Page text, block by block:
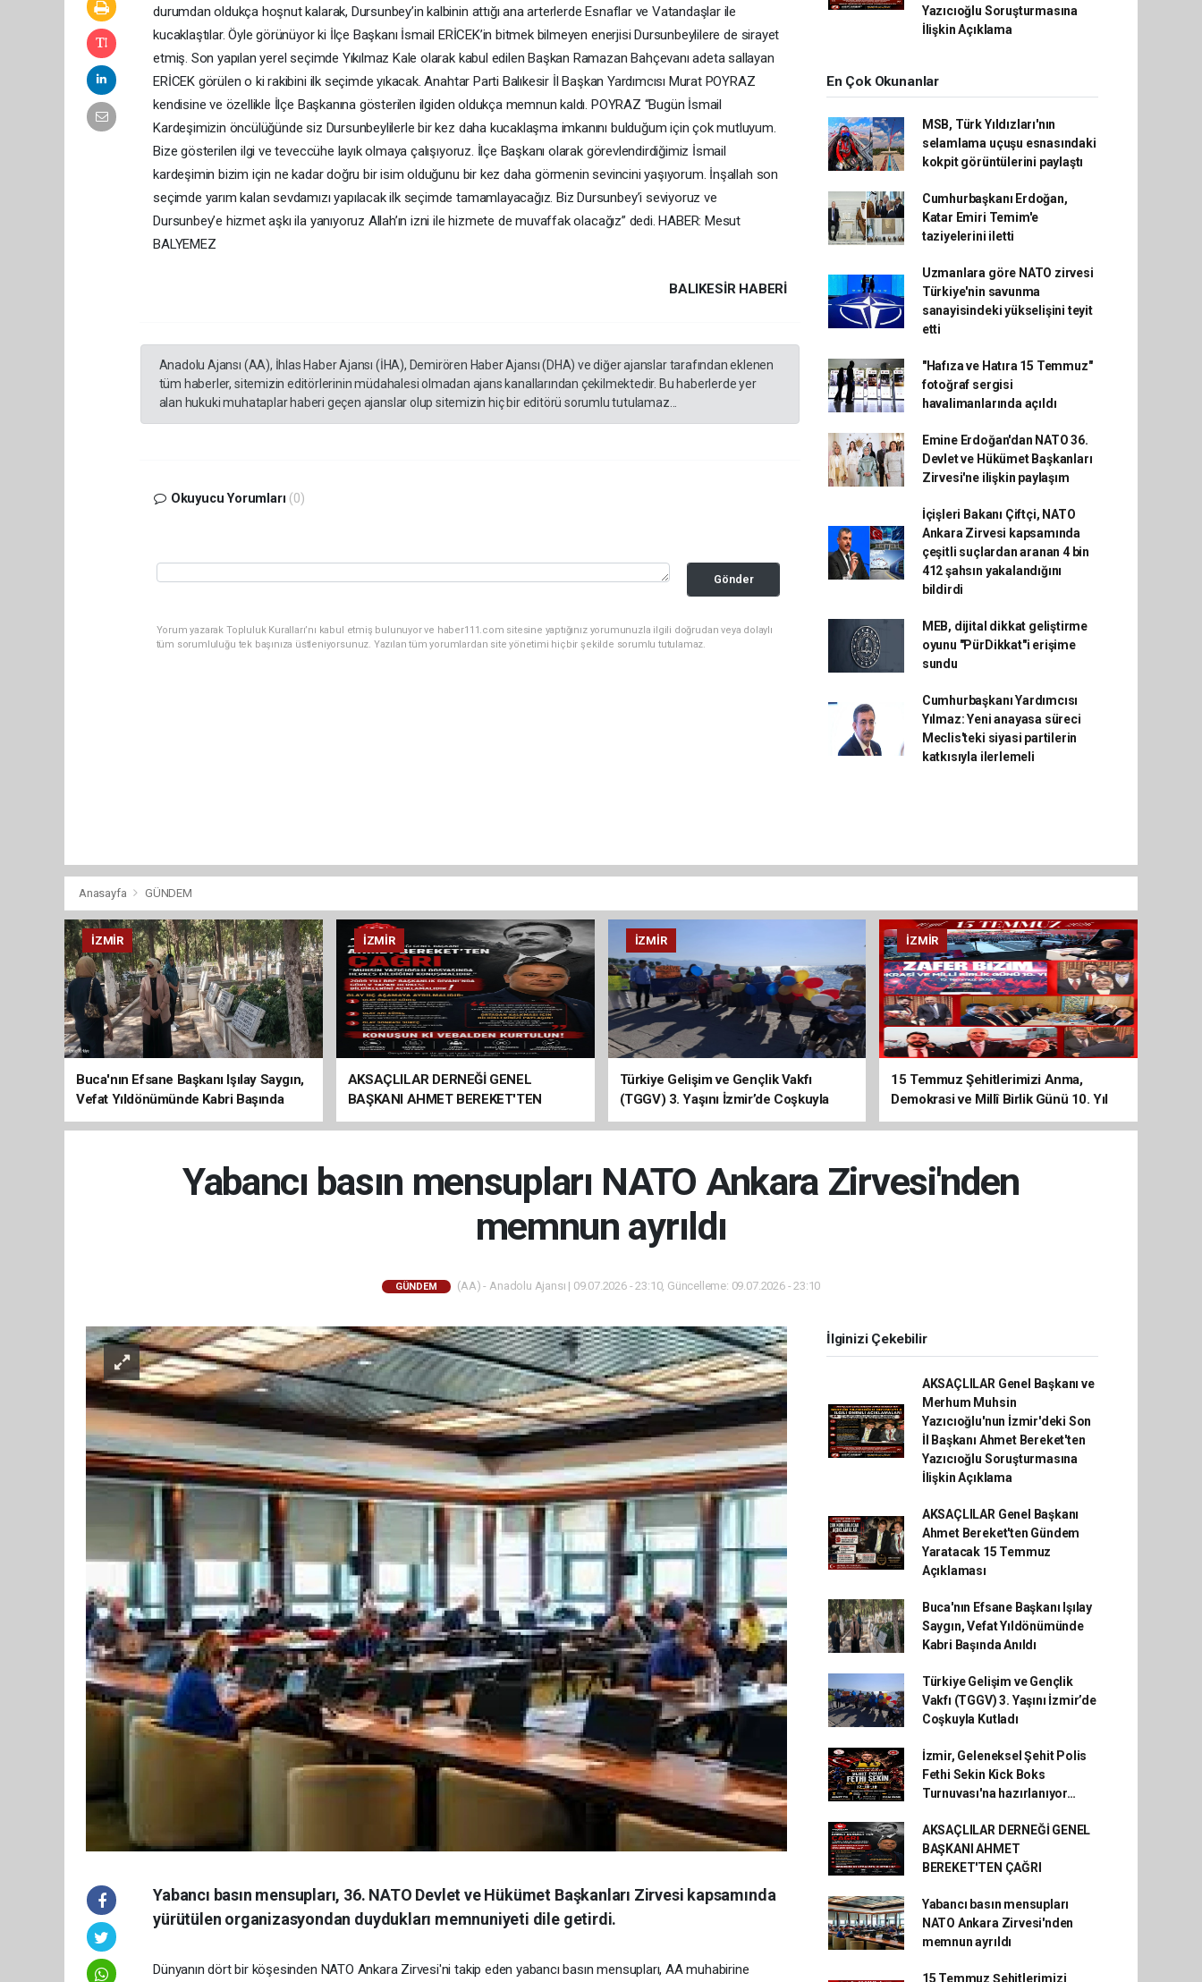
durumdan oldukça hoşnut kalarak, Dursunbey’in kalbinin attığı ana arterlerde Esnaflar ve Vatandaşlar ile
kucaklaştılar. Öyle görünüyor ki İlçe Başkanı İsmail ERİCEK’in bitmek bilmeyen enerjisi Dursunbeylilere de sirayet
etmiş. Son yapılan yerel seçimde Yıkılmaz Kale olarak kabul edilen Başkan Ramazan Bahçevanı adeta sallayan
ERİCEK görülen o ki rakibini ilk seçimde yıkacak. Anahtar Parti Balıkesir İl Başkan Yardımcısı Murat POYRAZ
kendisine ve özellikle İlçe Başkanına gösterilen ilgiden oldukça memnun kaldı. POYRAZ “Bugün İsmail
Kardeşimizin öncülüğünde siz Dursunbeylilerle bir kez daha kucaklaşma imkanını bulduğum için çok mutluyum.
Bize gösterilen ilgi ve teveccühe layık olmaya çalışıyoruz. İlçe Başkanı olarak görevlendirdiğimiz İsmail
kardeşimin bizim için ne kadar doğru bir isim olduğunu bir kez daha görmenin sevincini yaşıyorum. İnşallah son
seçimde yarım kalan sevdamızı yapılacak ilk seçimde tamamlayacağız. Biz Dursunbey’i seviyoruz ve
Dursunbey’e hizmet aşkı ila yanıyoruz Allah’ın izni ile hizmete de muvaffak olacağız” dedi. HABER: Mesut
BALYEMEZ
BALIKESIR HABERİ
Anadolu Ajansı (AA), İhlas Haber Ajansı (İHA), Demirören Haber Ajansı (DHA) ve diğer ajanslar tarafından eklenen
tüm haberler, sitemizin editörlerinin müdahalesi olmadan ajans kanallarından çekilmektedir. Bu haberlerde yer
alan hukuki muhataplar haberi geçen ajanslar olup sitemizin hiç bir editörü sorumlu tutulamaz...
Okuyucu Yorumları (0)
Gönder
Yorum yazarak Topluluk Kuralları’nı kabul etmiş bulunuyor ve haber111.com sitesine yaptığınız yorumunuzla ilgili doğrudan veya dolaylı
tüm sorumluluğu tek başınıza üstleniyorsunuz. Yazılan tüm yorumlardan site yönetimi hiçbir şekilde sorumlu tutulamaz.
Yazıcıoğlu Soruşturmasına
İlişkin Açıklama
En Çok Okunanlar
MSB, Türk Yıldızları'nın
selamlama uçuşu esnasındaki
kokpit görüntülerini paylaştı
Cumhurbaşkanı Erdoğan,
Katar Emiri Temim'e
taziyelerini iletti
Uzmanlara göre NATO zirvesi
Türkiye'nin savunma
sanayisindeki yükselişini teyit
etti
"Hafıza ve Hatıra 15 Temmuz"
fotoğraf sergisi
havalimanlarında açıldı
Emine Erdoğan'dan NATO 36.
Devlet ve Hükümet Başkanları
Zirvesi'ne ilişkin paylaşım
İçişleri Bakanı Çiftçi, NATO
Ankara Zirvesi kapsamında
çeşitli suçlardan aranan 4 bin
412 şahsın yakalandığını
bildirdi
MEB, dijital dikkat geliştirme
oyunu "PürDikkat"i erişime
sundu
Cumhurbaşkanı Yardımcısı
Yılmaz: Yeni anayasa süreci
Meclis'teki siyasi partilerin
katkısıyla ilerlemeli
Anasayfa GÜNDEM
İZMIR
Buca'nın Efsane Başkanı Işılay Saygın,
Vefat Yıldönümünde Kabri Başında
Anıldı
İZMIR
AKSAÇLILAR DERNEĞİ GENEL
BAŞKANI AHMET BEREKET'TEN
ÇAĞRI
İZMIR
Türkiye Gelişim ve Gençlik Vakfı
(TGGV) 3. Yaşını İzmir’de Coşkuyla
Kutladı
İZMIR
15 Temmuz Şehitlerimizi Anma,
Demokrasi ve Millî Birlik Günü 10. Yıl
Programına Yoğun Katılım
Yabancı basın mensupları NATO Ankara Zirvesi'nden
memnun ayrıldı
GÜNDEM (AA) - Anadolu Ajansı | 09.07.2026 - 23:10, Güncelleme: 09.07.2026 - 23:10
Yabancı basın mensupları, 36. NATO Devlet ve Hükümet Başkanları Zirvesi kapsamında
yürütülen organizasyondan duydukları memnuniyeti dile getirdi.
Dünyanın dört bir köşesinden NATO Ankara Zirvesi'ni takip eden yabancı basın mensupları, AA muhabirine
İlginizi Çekebilir
AKSAÇLILAR Genel Başkanı ve
Merhum Muhsin
Yazıcıoğlu'nun İzmir'deki Son
İl Başkanı Ahmet Bereket'ten
Yazıcıoğlu Soruşturmasına
İlişkin Açıklama
AKSAÇLILAR Genel Başkanı
Ahmet Bereket'ten Gündem
Yaratacak 15 Temmuz
Açıklaması
Buca'nın Efsane Başkanı Işılay
Saygın, Vefat Yıldönümünde
Kabri Başında Anıldı
Türkiye Gelişim ve Gençlik
Vakfı (TGGV) 3. Yaşını İzmir’de
Coşkuyla Kutladı
İzmir, Geleneksel Şehit Polis
Fethi Sekin Kick Boks
Turnuvası'na hazırlanıyor…
AKSAÇLILAR DERNEĞİ GENEL
BAŞKANI AHMET
BEREKET'TEN ÇAĞRI
Yabancı basın mensupları
NATO Ankara Zirvesi'nden
memnun ayrıldı
15 Temmuz Şehitlerimizi